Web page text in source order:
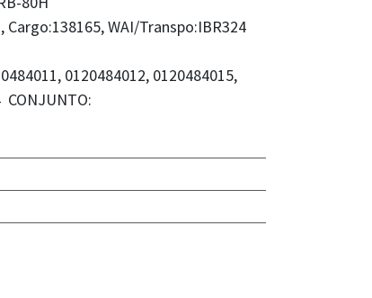
Cargo:138165, WAI/Transpo:IBR324
0120484012, 0120484015,
CONJUNTO: